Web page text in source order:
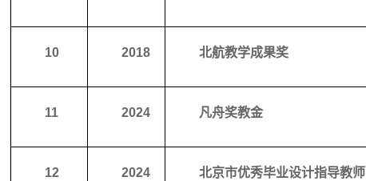
10 2018 北航教学成果奖
11 2024 凡舟奖教金
12 2024 北京市优秀毕业设计指导教师